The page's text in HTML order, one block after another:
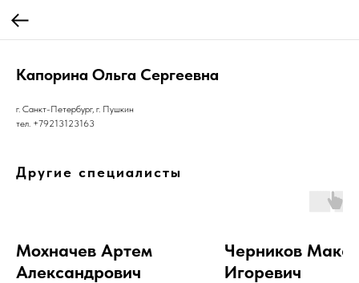
Капорина Ольга Сергеевна
г. Санкт-Петербург, г. Пушкин
тел. +79213123163
Другие специалисты
Мохначев Артем
Александрович
Черников
Игоревич